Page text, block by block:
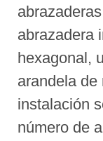
abrazadera
hexagonal,
arandela de
instalación
número de